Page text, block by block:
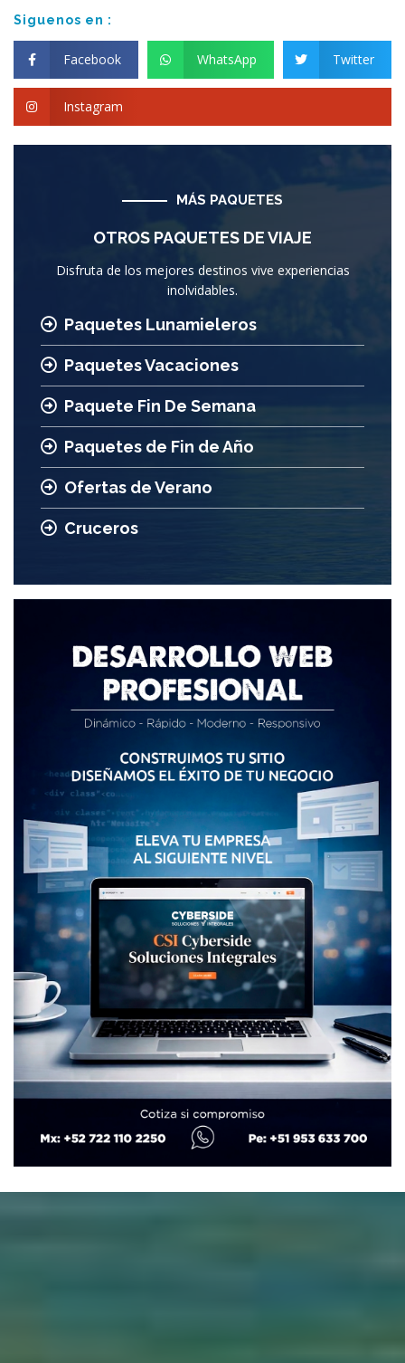
Siguenos en :
Facebook WhatsApp Twitter
Instagram
MÁS PAQUETES
OTROS PAQUETES DE VIAJE
Disfruta de los mejores destinos vive experiencias
inolvidables.
Paquetes Lunamieleros
Paquetes Vacaciones
Paquete Fin De Semana
Paquetes de Fin de Año
Ofertas de Verano
Cruceros